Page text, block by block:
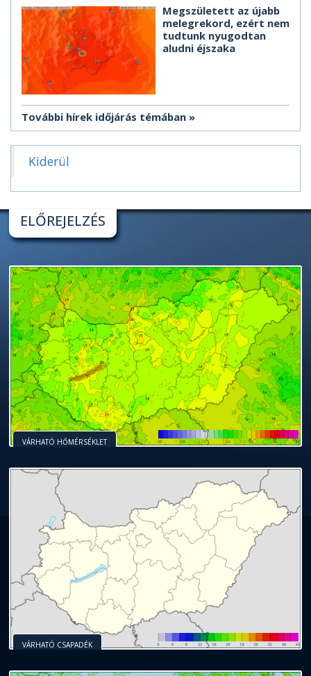
Megszületett az újabb
melegrekord, ezért nem
tudtunk nyugodtan
aludni éjszaka
További hírek időjárás témában
Kiderül
ELŐREJELZÉS
VÁRHATÓ HŐMÉRSÉKLET
VÁRHATÓ CSAPADÉK